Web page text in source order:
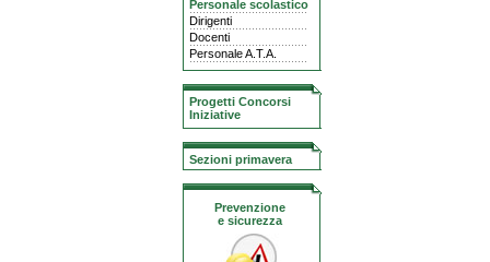
Personale scolastico
Dirigenti
Docenti
Personale A.T.A.
Progetti Concorsi
Iniziative
Sezioni primavera
Prevenzione
e sicurezza